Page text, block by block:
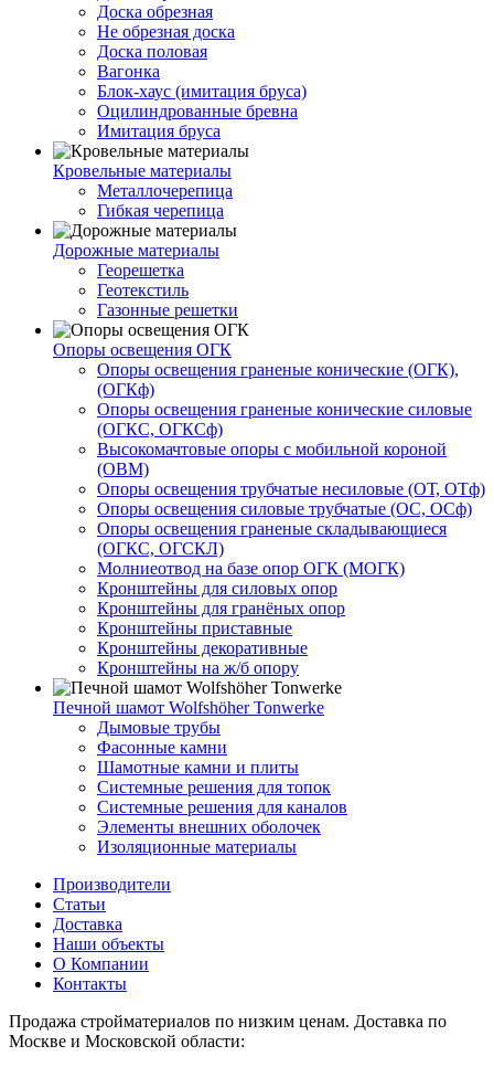
Доска обрезная
Не обрезная доска
Доска половая
Вагонка
Блок-хаус (имитация бруса)
Оцилиндрованные бревна
Имитация бруса
Кровельные материалы
Металлочерепица
Гибкая черепица
Дорожные материалы
Георешетка
Геотекстиль
Газонные решетки
Опоры освещения ОГК
Опоры освещения граненые конические (ОГК),
(ОГКф)
Опоры освещения граненые конические силовые
(ОГКС, ОГКСф)
Высокомачтовые опоры с мобильной короной
(ОВМ)
Опоры освещения трубчатые несиловые (ОТ, ОТф)
Опоры освещения силовые трубчатые (ОС, ОСф)
Опоры освещения граненые складывающиеся
(ОГКС, ОГСКЛ)
Молниеотвод на базе опор ОГК (МОГК)
Кронштейны для силовых опор
Кронштейны для гранёных опор
Кронштейны приставные
Кронштейны декоративные
Кронштейны на ж/б опору
Печной шамот Wolfshöher Tonwerke
Дымовые трубы
Фасонные камни
Шамотные камни и плиты
Системные решения для топок
Системные решения для каналов
Элементы внешних оболочек
Изоляционные материалы
Производители
Статьи
Доставка
Наши объекты
О Компании
Контакты
Продажа стройматериалов по низким ценам. Доставка по
Москве и Московской области: